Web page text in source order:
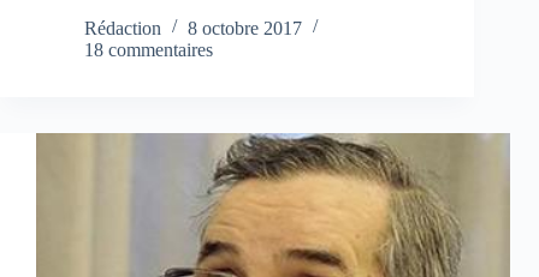
Rédaction
8 octobre 2017
18 commentaires